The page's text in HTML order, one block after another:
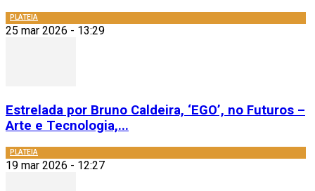
PLATEIA
25 mar 2026 - 13:29
Estrelada por Bruno Caldeira, ‘EGO’, no Futuros –
Arte e Tecnologia,...
PLATEIA
19 mar 2026 - 12:27